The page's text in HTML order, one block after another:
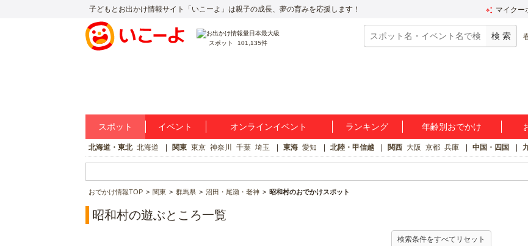
子どもとお出かけ情報サイト「いこーよ」は親子の成長、夢の育みを応援します！ マイクー
スポット 101,135件
スポット イベント オンラインイベント ランキング 年齢別おでかけ
北海道・東北 北海道 関東 東京 神奈川 千葉 埼玉 東海 愛知 北陸・甲信越 関西 大阪 京都 兵庫 中国・四国
おでかけ情報TOP 関東 群馬県 沼田・尾瀬・老神 昭和村のおでかけスポット
昭和村の遊ぶところ一覧
検索条件をすべてリセット